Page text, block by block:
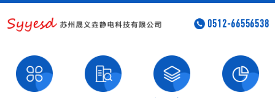
0512-66556538